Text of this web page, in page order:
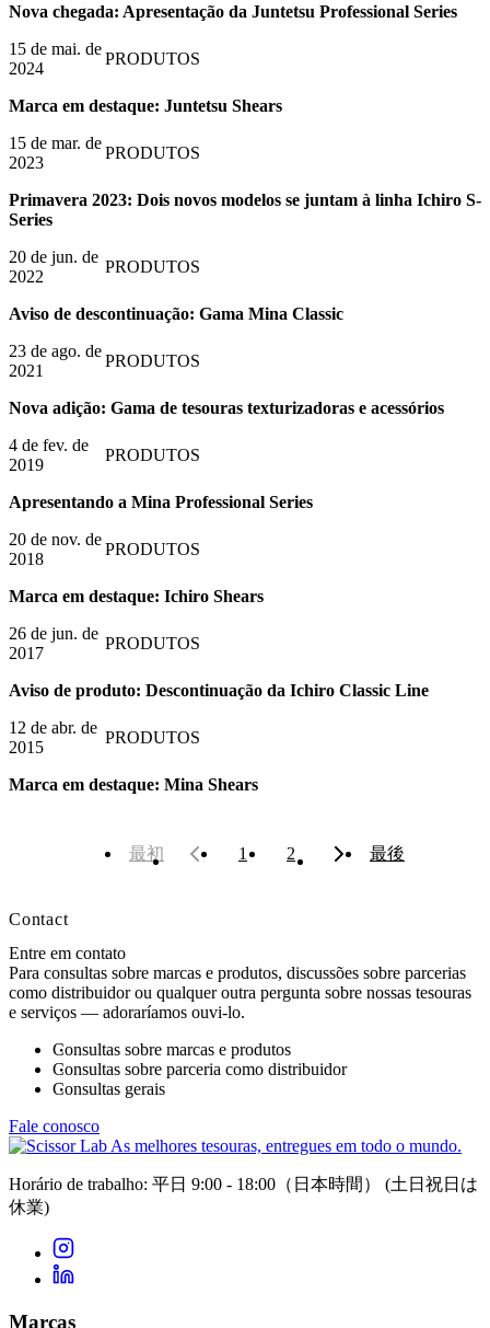
Nova chegada: Apresentação da Juntetsu Professional Series
15 de mai. de
2024
PRODUTOS
Marca em destaque: Juntetsu Shears
15 de mar. de
2023
PRODUTOS
Primavera 2023: Dois novos modelos se juntam à linha Ichiro S-
Series
20 de jun. de
2022
PRODUTOS
Aviso de descontinuação: Gama Mina Classic
23 de ago. de
2021
PRODUTOS
Nova adição: Gama de tesouras texturizadoras e acessórios
4 de fev. de
2019
PRODUTOS
Apresentando a Mina Professional Series
20 de nov. de
2018
PRODUTOS
Marca em destaque: Ichiro Shears
26 de jun. de
2017
PRODUTOS
Aviso de produto: Descontinuação da Ichiro Classic Line
12 de abr. de
2015
PRODUTOS
Marca em destaque: Mina Shears
最初 1 2 最後
Contact
Entre em contato
Para consultas sobre marcas e produtos, discussões sobre parcerias
como distribuidor ou qualquer outra pergunta sobre nossas tesouras
e serviços — adoraríamos ouvi-lo.
Consultas sobre marcas e produtos
Consultas sobre parceria como distribuidor
Consultas gerais
Fale conosco
As melhores tesouras, entregues em todo o mundo.
Horário de trabalho: 平日 9:00 - 18:00（日本時間） (土日祝日は
休業)
Marcas